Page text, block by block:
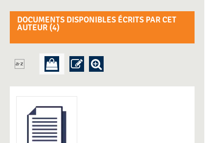
DOCUMENTS DISPONIBLES ÉCRITS PAR CET
AUTEUR (4)